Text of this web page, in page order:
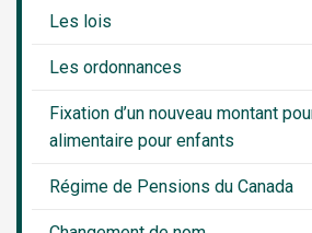
Les lois
Les ordonnances
Fixation d’un nouveau montant
alimentaire pour enfants
Régime de Pensions du Canada